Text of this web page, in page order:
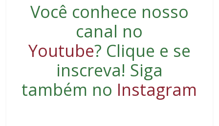
Você conhece nosso
canal no
Youtube? Clique e se
inscreva! Siga
também no Instagram